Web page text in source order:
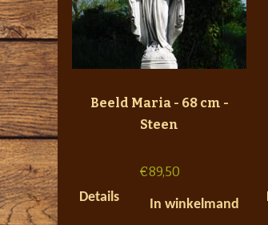
Beeld Maria - 68 cm -
Steen
€89,50
Details
In winkelmand